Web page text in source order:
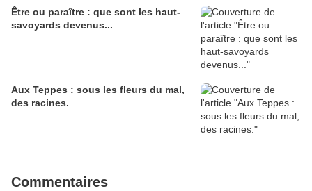
Être ou paraître : que sont les haut-
savoyards devenus...
Aux Teppes : sous les fleurs du mal,
des racines.
Commentaires